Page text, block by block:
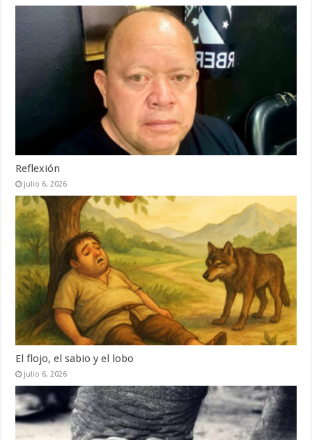
Reflexión
julio 6, 2026
El flojo, el sabio y el lobo
julio 6, 2026